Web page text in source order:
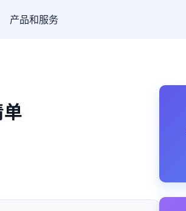
产品和服务